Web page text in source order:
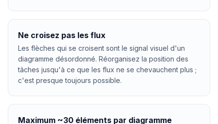
Ne croisez pas les flux
Les flèches qui se croisent sont le signal visuel d'un
diagramme désordonné. Réorganisez la position des
tâches jusqu'à ce que les flux ne se chevauchent plus ;
c'est presque toujours possible.
Maximum ~30 éléments par diagramme